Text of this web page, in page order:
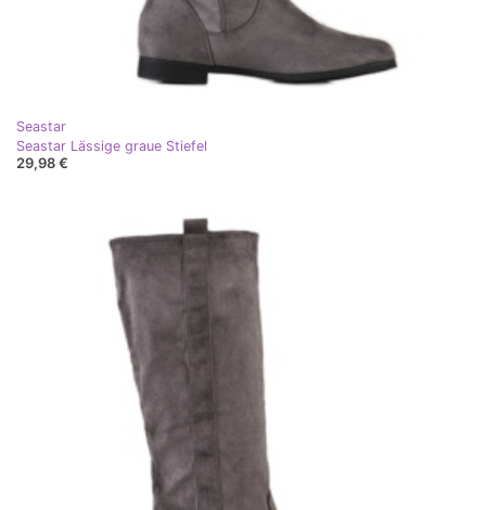
Seastar
Seastar Lässige graue Stiefel
29,98 €